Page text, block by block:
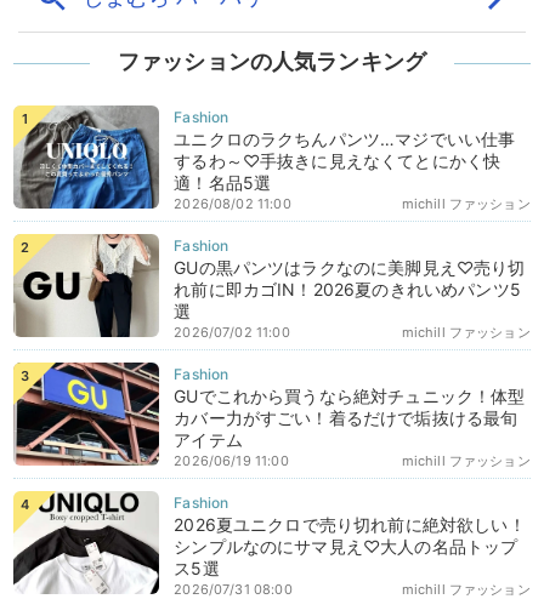
ファッションの人気ランキング
ユニクロのラクちんパンツ…マジでいい仕事
するわ～♡手抜きに見えなくてとにかく快
適！名品5選
michill ファッション
2026/08/02 11:00
GUの黒パンツはラクなのに美脚見え♡売り切
れ前に即カゴIN！2026夏のきれいめパンツ5
選
michill ファッション
2026/07/02 11:00
GUでこれから買うなら絶対チュニック！体型
カバー力がすごい！着るだけで垢抜ける最旬
アイテム
michill ファッション
2026/06/19 11:00
2026夏ユニクロで売り切れ前に絶対欲しい！
シンプルなのにサマ見え♡大人の名品トップ
ス5選
michill ファッション
2026/07/31 08:00